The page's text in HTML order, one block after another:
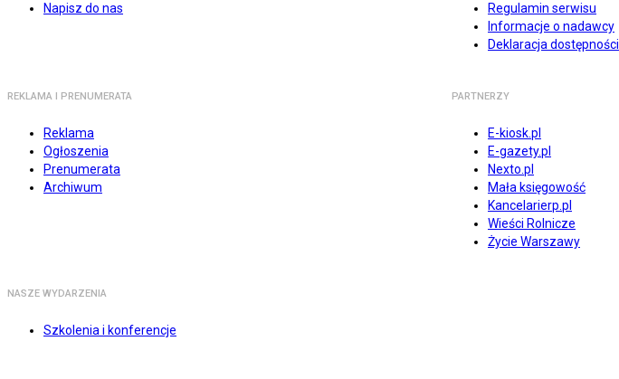
Napisz do nas
Regulamin serwisu
Informacje o nadawcy
Deklaracja dostępności
REKLAMA I PRENUMERATA
Reklama
Ogłoszenia
Prenumerata
Archiwum
PARTNERZY
E-kiosk.pl
E-gazety.pl
Nexto.pl
Mała księgowość
Kancelarierp.pl
Wieści Rolnicze
Życie Warszawy
NASZE WYDARZENIA
Szkolenia i konferencje